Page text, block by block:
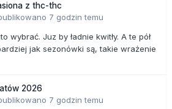
z thc-thc
7 godzin temu
wybrać. Juz by ładnie kwitły. A te pół
jak sezonówki są, takie wrażenie
2026
7 godzin temu